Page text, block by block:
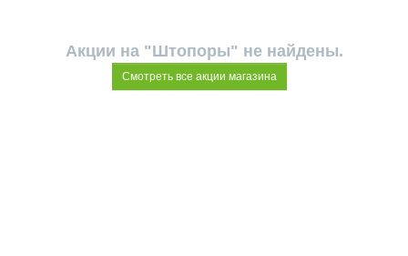
Акции на "Штопоры" не найдены.
Смотреть все акции магазина